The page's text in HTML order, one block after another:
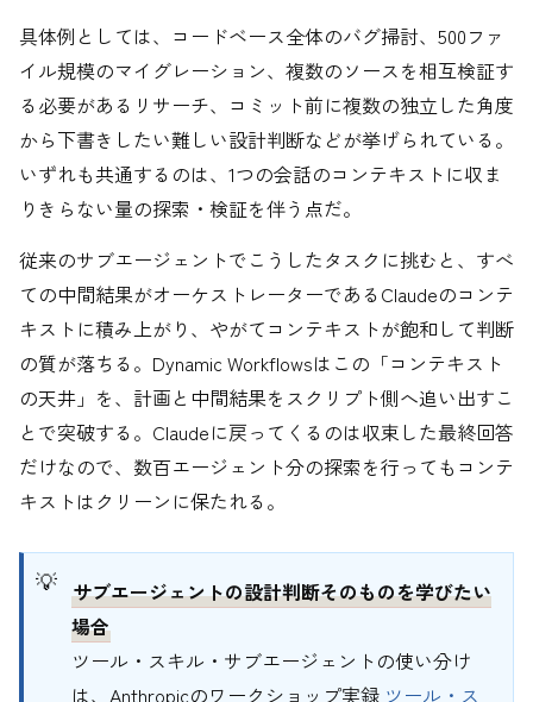
具体例としては、コードベース全体のバグ掃討、500ファ
イル規模のマイグレーション、複数のソースを相互検証す
る必要があるリサーチ、コミット前に複数の独立した角度
から下書きしたい難しい設計判断などが挙げられている。
いずれも共通するのは、1つの会話のコンテキストに収ま
りきらない量の探索・検証を伴う点だ。
従来のサブエージェントでこうしたタスクに挑むと、すべ
ての中間結果がオーケストレーターであるClaudeのコンテ
キストに積み上がり、やがてコンテキストが飽和して判断
の質が落ちる。Dynamic Workflowsはこの「コンテキスト
の天井」を、計画と中間結果をスクリプト側へ追い出すこ
とで突破する。Claudeに戻ってくるのは収束した最終回答
だけなので、数百エージェント分の探索を行ってもコンテ
キストはクリーンに保たれる。
サブエージェントの設計判断そのものを学びたい
場合
ツール・スキル・サブエージェントの使い分け
は、Anthropicのワークショップ実録 ツール・ス